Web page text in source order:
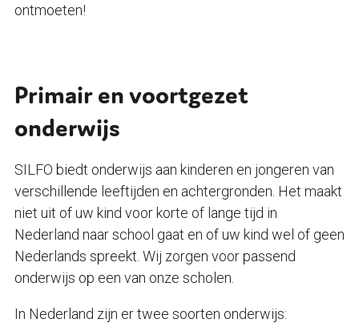
ontmoeten!
Primair en voortgezet
onderwijs
SILFO biedt onderwijs aan kinderen en jongeren van
verschillende leeftijden en achtergronden. Het maakt
niet uit of uw kind voor korte of lange tijd in
Nederland naar school gaat en of uw kind wel of geen
Nederlands spreekt. Wij zorgen voor passend
onderwijs op een van onze scholen.
In Nederland zijn er twee soorten onderwijs: